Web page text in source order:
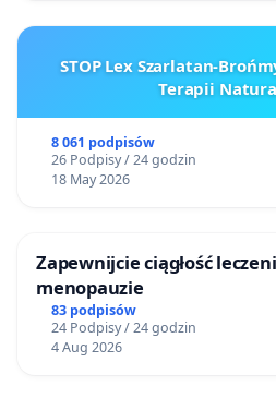
STOP Lex Szarlatan-
Terapii
8 061 podpisów
26 Podpisy / 24 godzin
18 May 2026
Zapewnijcie ciągłość
menopauzie
83 podpisów
24 Podpisy / 24 godzin
4 Aug 2026